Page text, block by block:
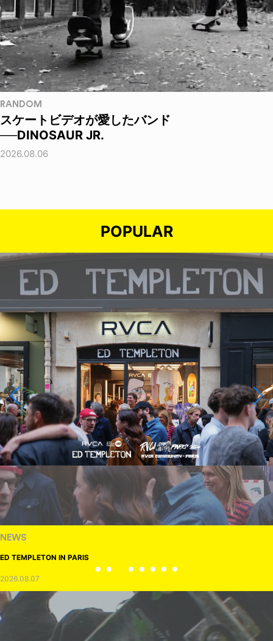
RANDOM
スケートビデオが愛したバンド
──DINOSAUR JR.
2026.08.06
POPULAR
NEWS
ED TEMPLETON IN PARIS
2026.08.07